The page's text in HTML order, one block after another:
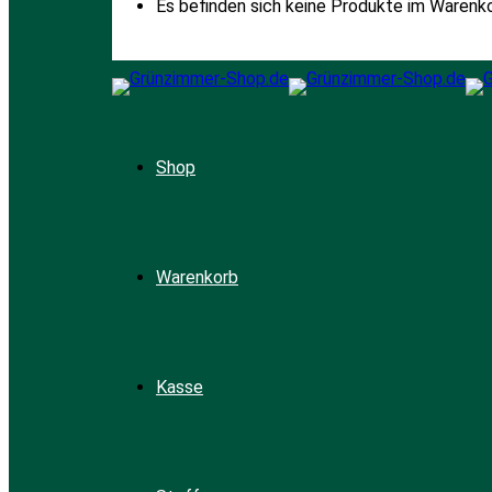
Es befinden sich keine Produkte im
Shop
Warenkorb
Kasse